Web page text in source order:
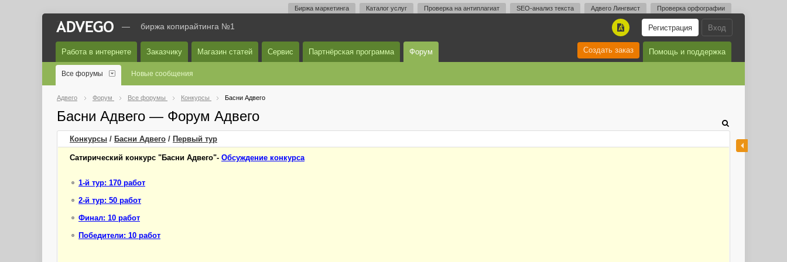
Биржа маркетинга Каталог услуг Проверка на антиплагиат SEO-анализ текста Адвего Лингвист Проверка орфографии
Вход
Регистрация
A
— биржа копирайтинга №1
Работа в интернете Заказчику Магазин статей Сервис Партнёрская программа Форум Помощь и поддержка
Создать заказ
Все форумы Новые сообщения
Адвего Форум Все форумы Конкурсы Басни Адвего
Басни Адвего — Форум Адвего
Конкурсы / Басни Адвего / Первый тур
Сатирический конкурс "Басни Адвего"- Обсуждение конкурса
1-й тур: 170 работ
2-й тур: 50 работ
Финал: 10 работ
Победители: 10 работ